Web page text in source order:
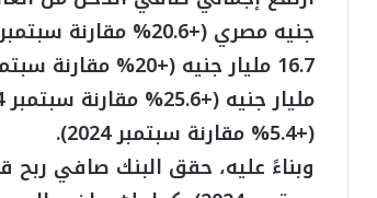
(+5.4% مقارنة سبتمبر 2024).